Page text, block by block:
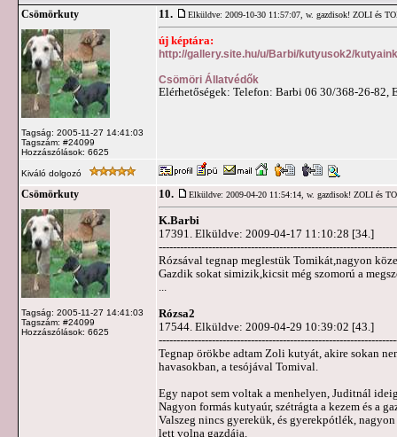
Csömörkuty
Tagság: 2005-11-27 14:41:03
Tagszám: #24099
Hozzászólások: 6625
11. Elküldve: 2009-10-30 11:57:07, w. gazdisok! ZOLI és
új képtára:
http://gallery.site.hu/u/Barbi/kutyusok2/
Csömöri Állatvédők
Elérhetőségek: Telefon: Barbi 06 30/368-26-82,
Kiváló dolgozó
Csömörkuty
Tagság: 2005-11-27 14:41:03
Tagszám: #24099
Hozzászólások: 6625
10. Elküldve: 2009-04-20 11:54:14, w. gazdisok! ZOLI és
K.Barbi
17391. Elküldve: 2009-04-17 11:10:28 [34.]
Rózsával tegnap meglestük Tomikát,nagyon
Gazdik sokat simizik,kicsit még szomorú a
Rózsa2
17544. Elküldve: 2009-04-29 10:39:02 [43.]
Tegnap örökbe adtam Zoli kutyát, akire sokan
havasokban, a tesójával Tomival.
Egy napot sem voltak a menhelyen, Juditnál
Nagyon formás kutyaúr, szétrágta a kezem és a
Valszeg nincs gyerekük, és gyerekpótlék,
lett volna gazdája.